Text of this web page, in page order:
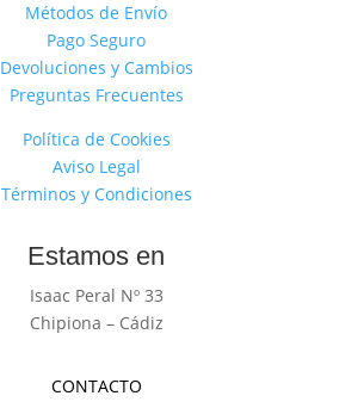
Métodos de Envío
Pago Seguro
Devoluciones y Cambios
Preguntas Frecuentes
Política de Cookies
Aviso Legal
Términos y Condiciones
Estamos en
Isaac Peral Nº 33
Chipiona – Cádiz
CONTACTO